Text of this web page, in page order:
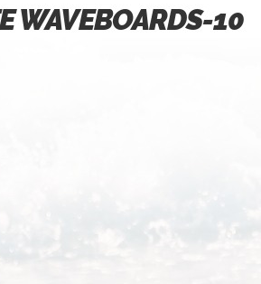
WAVEBOARDS-10